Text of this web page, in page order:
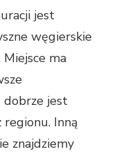
jest
węgierskie
Miejsce ma
dobrze jest
Inną
znajdziemy